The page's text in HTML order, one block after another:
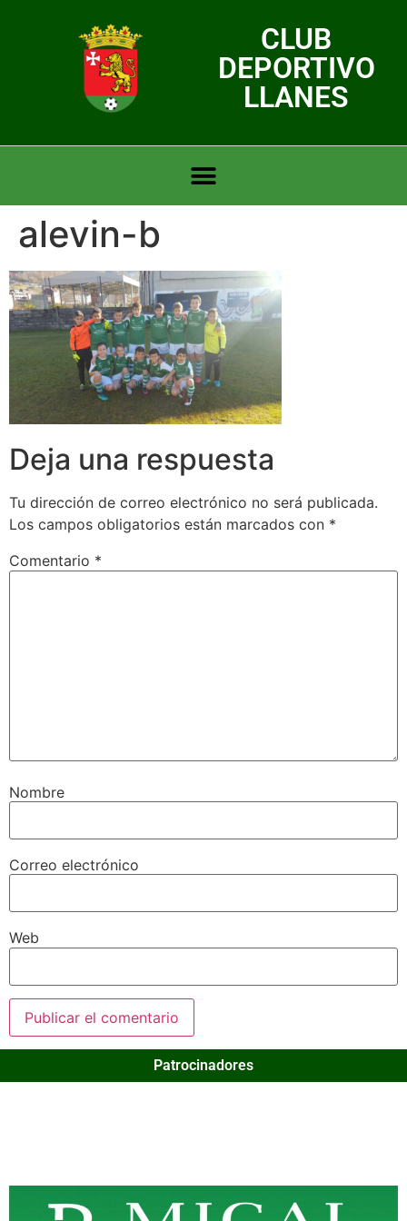
CLUB
DEPORTIVO
LLANES
alevin-b
Deja una respuesta
Tu dirección de correo electrónico no será publicada.
Los campos obligatorios están marcados con *
Comentario *
Nombre
Correo electrónico
Web
Patrocinadores